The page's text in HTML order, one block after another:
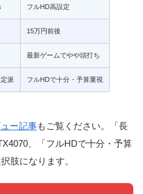
フルHD高設定
15万円前後
最新ゲームでやや頭打ち
派 フルHDで十分・予算重視
ー記事もご覧ください。「長
、「フルHDで十分・予算
肢になります。